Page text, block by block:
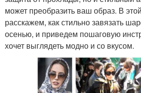
может преобразить ваш образ. В
расскажем, как стильно завязать
осенью, и приведем пошаговую
хочет выглядеть модно и со вкусом.